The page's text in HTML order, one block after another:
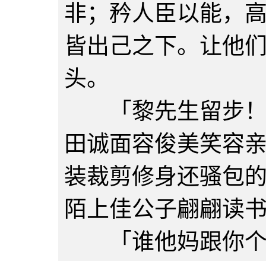
非；矜人臣以能，
皆出己之下。让他
头。
「黎先生留步！
田诚面容俊美笑容
装裁剪修身还骚包
陌上佳公子翩翩读
「谁他妈跟你个